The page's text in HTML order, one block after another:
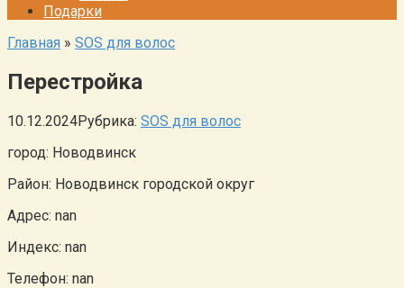
Подарки
Главная » SOS для волос
Перестройка
10.12.2024Рубрика: SOS для волос
город: Новодвинск
Район: Новодвинск городской округ
Адрес: nan
Индекс: nan
Телефон: nan